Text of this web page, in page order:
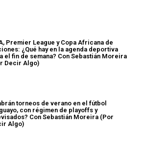
Premier League y Copa Africana de
¿Qué hay en la agenda deportiva
el fin de semana? Con Sebastián Moreira
Decir Algo)
torneos de verano en el fútbol
con régimen de playoffs y
Con Sebastián Moreira (Por
Algo)